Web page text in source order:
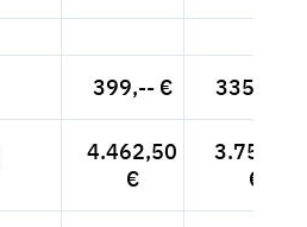
399,-- € 335,-- €
4.462,50
€
3.750,--
€